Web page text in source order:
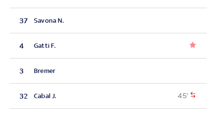
37 Savona N.
4 Gatti F.
3 Bremer
32 Cabal J. 45'